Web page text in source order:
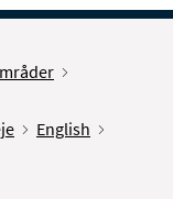
English